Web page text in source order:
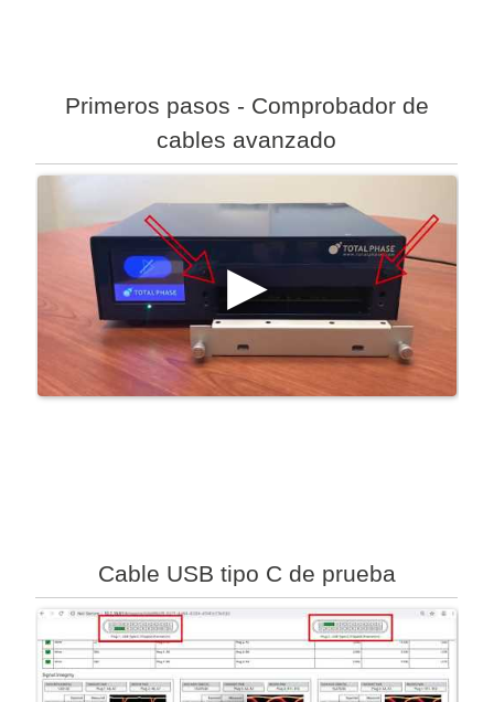
Primeros pasos - Comprobador de
cables avanzado
Cable USB tipo C de prueba